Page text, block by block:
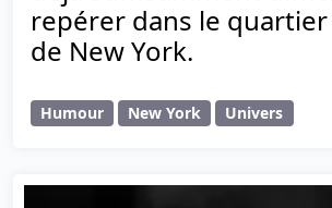
repérer dans le
de New York.
Humour New York Univers